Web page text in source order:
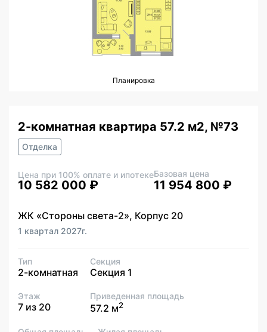
Планировка
2-комнатная квартира 57.2 м2, №73
Отделка
Цена при 100% оплате и ипотеке
10 582 000 ₽
Базовая цена
11 954 800 ₽
ЖК «Стороны света-2», Корпус 20
1 квартал 2027г.
Тип
2-комнатная
Секция
Секция 1
Этаж
7 из 20
Приведенная площадь
57.2 м2